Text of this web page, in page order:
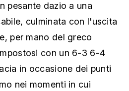
pesante dazio a una
culminata con l'uscita
per mano del greco
con un 6-3 6-4
in occasione dei punti
nei momenti in cui